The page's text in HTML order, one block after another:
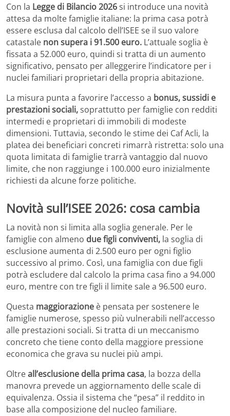
Con la Legge di Bilancio 2026si introduce una novità
attesa da molte famiglie italiane: la prima casa potrà
essere esclusa dal calcolo dell’ISEE se il suo valore
catastale non supera i 91.500 euro. L’attuale soglia è
fissata a 52.000 euro, quindi si tratta di un aumento
significativo, pensato per alleggerire l’indicatore per i
nuclei familiari proprietari della propria abitazione.
La misura punta a favorire l’accesso a bonus, sussidi e
prestazioni sociali,soprattutto per famiglie con redditi
intermedi e proprietari di immobili di modeste
dimensioni. Tuttavia, secondo le stime dei Caf Acli, la
platea dei beneficiari concreti rimarrà ristretta: solo una
quota limitata di famiglie trarrà vantaggio dal nuovo
limite, che non raggiunge i 100.000 euro inizialmente
richiesti da alcune forze politiche.
Novità sull’ISEE 2026: cosa cambia
La novità non si limita alla soglia generale. Per le
famiglie con almeno due figli conviventi, la soglia di
esclusione aumenta di 2.500 euro per ogni figlio
successivo al primo. Così, una famiglia con due figli
potrà escludere dal calcolo la prima casa fino a 94.000
euro, mentre con tre figli il limite sale a 96.500 euro.
Questa maggiorazione è pensata per sostenere le
famiglie numerose, spesso più vulnerabili nell’accesso
alle prestazioni sociali. Si tratta di un meccanismo
concreto che tiene conto della maggiore pressione
economica che grava su nuclei più ampi.
Oltreall’esclusione della prima casa, la bozza della
manovra prevede un aggiornamento delle scale di
equivalenza. Ossia il sistema che “pesa” il reddito in
base alla composizione del nucleo familiare.